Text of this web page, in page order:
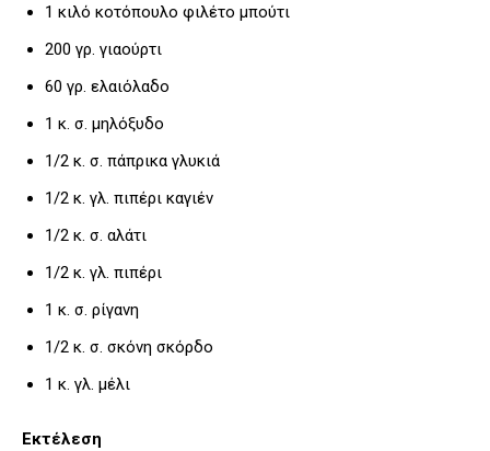
1 κιλό κοτόπουλο φιλέτο μπούτι
200 γρ. γιαούρτι
60 γρ. ελαιόλαδο
1 κ. σ. μηλόξυδο
1/2 κ. σ. πάπρικα γλυκιά
1/2 κ. γλ. πιπέρι καγιέν
1/2 κ. σ. αλάτι
1/2 κ. γλ. πιπέρι
1 κ. σ. ρίγανη
1/2 κ. σ. σκόνη σκόρδο
1 κ. γλ. μέλι
Εκτέλεση